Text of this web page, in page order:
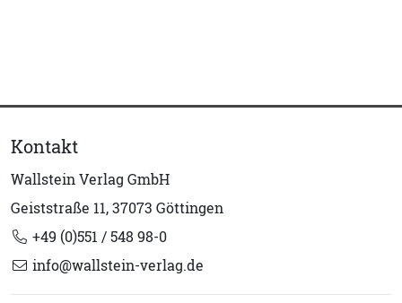
Kontakt
Wallstein Verlag GmbH
Geiststraße 11, 37073 Göttingen
+49 (0)551 / 548 98-0
info@wallstein-verlag.de